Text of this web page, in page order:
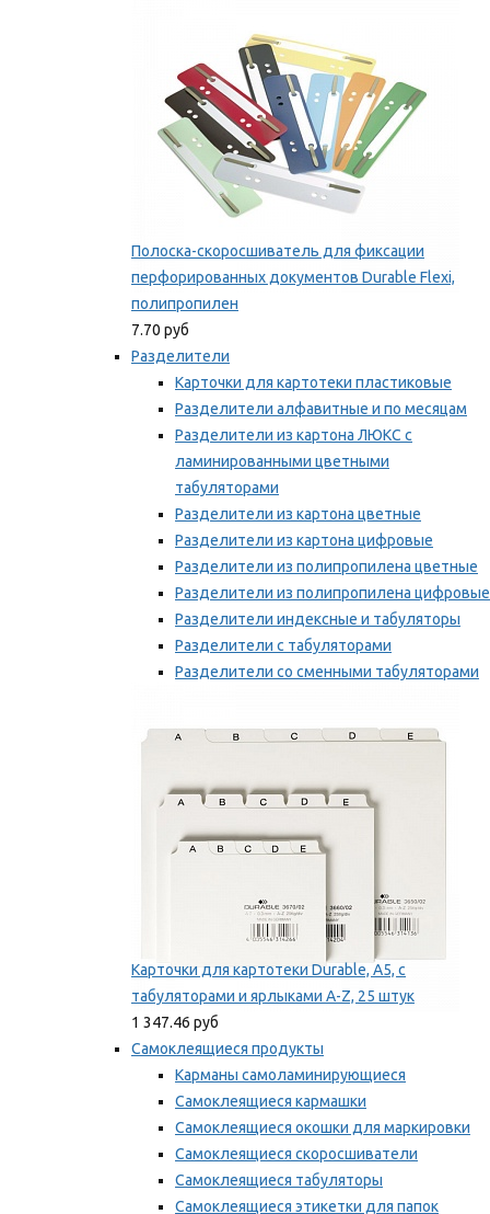
Полоска-скоросшиватель для фиксации
перфорированных документов Durable Flexi,
полипропилен
7.70 руб
Разделители
Карточки для картотеки пластиковые
Разделители алфавитные и по месяцам
Разделители из картона ЛЮКС с
ламинированными цветными
табуляторами
Разделители из картона цветные
Разделители из картона цифровые
Разделители из полипропилена цветные
Разделители из полипропилена цифровые
Разделители индексные и табуляторы
Разделители с табуляторами
Разделители со сменными табуляторами
Карточки для картотеки Durable, A5, с
табуляторами и ярлыками A-Z, 25 штук
1 347.46 руб
Самоклеящиеся продукты
Карманы самоламинирующиеся
Самоклеящиеся кармашки
Самоклеящиеся окошки для маркировки
Самоклеящиеся скоросшиватели
Самоклеящиеся табуляторы
Самоклеящиеся этикетки для папок